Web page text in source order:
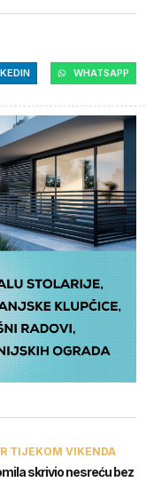
WHATSAPP
TIJEKOM VIKENDA
skrivio nesreću bez